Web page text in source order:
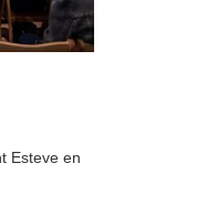
Esteve en